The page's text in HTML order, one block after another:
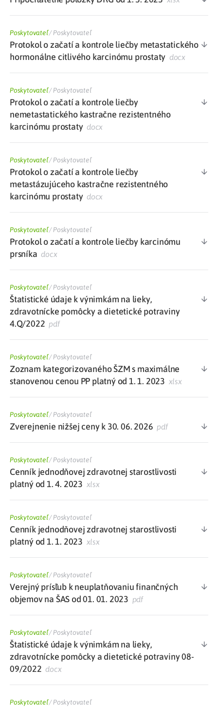
Poskytovateľ/Poskytovateľ
Protokol o začatí a kontrole liečby metastatického
hormonálne citlivého karcinómu prostaty docx
Poskytovateľ/Poskytovateľ
Protokol o začatí a kontrole liečby
nemetastatického kastračne rezistentného
karcinómu prostatydocx
Poskytovateľ/Poskytovateľ
Protokol o začatí a kontrole liečby
metastázujúceho kastračne rezistentného
karcinómu prostatydocx
Poskytovateľ/Poskytovateľ
Protokol o začatí a kontrole liečby karcinómu
prsníka docx
Poskytovateľ/Poskytovateľ
Štatistické údaje k výnimkám na lieky,
zdravotnícke pomôcky a dietetické potraviny
4.Q/2022 pdf
Poskytovateľ/Poskytovateľ
Zoznam kategorizovaného ŠZM s maximálne
stanovenou cenou PP platný od 1. 1. 2023 xlsx
Poskytovateľ/Poskytovateľ
Zverejnenie nižšej ceny k 30. 06. 2026 pdf
Poskytovateľ/Poskytovateľ
Cenník jednodňovej zdravotnej starostlivosti
platný od 1. 4. 2023 xlsx
Poskytovateľ/Poskytovateľ
Cenník jednodňovej zdravotnej starostlivosti
platný od 1. 1. 2023 xlsx
Poskytovateľ/Poskytovateľ
Verejný prísľub k neuplatňovaniu finančných
objemov na ŠAS od 01. 01. 2023 pdf
Poskytovateľ/Poskytovateľ
Štatistické údaje k výnimkám na lieky,
zdravotnícke pomôcky a dietetické potraviny 08-
09/2022 docx
Poskytovateľ/Poskytovateľ